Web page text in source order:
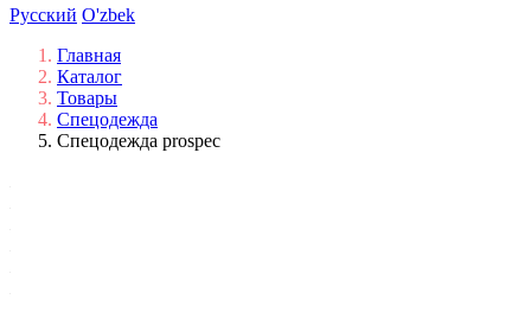
Русский O'zbek
Главная
Каталог
Товары
Спецодежда
Спецодежда prospeс